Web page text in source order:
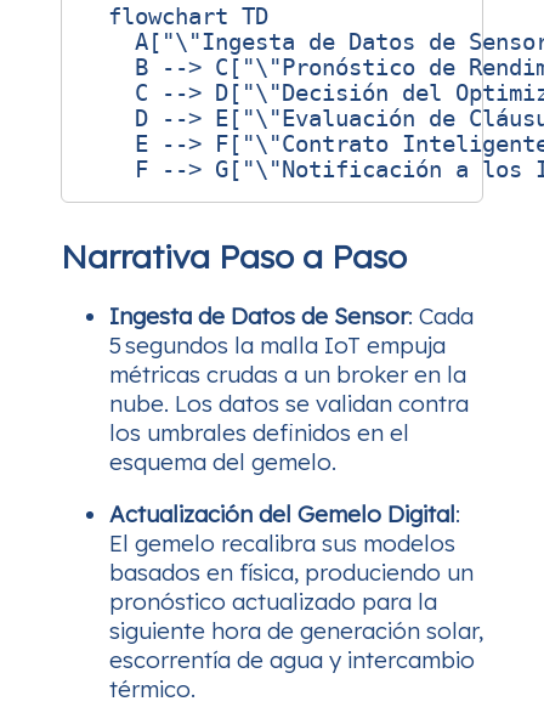
  flowchart TD
A["\"Ingesta de Datos de
B --> C["\"Pronóstico de
C --> D["\"Decisión del
D --> E["\"Evaluación de
E --> F["\"Contrato
Narrativa Paso a Paso
Ingesta de Datos de Sensor: Cada
5 segundos la malla IoT empuja
métricas crudas a un broker en la
nube. Los datos se validan contra
los umbrales definidos en el
esquema del gemelo.
Actualización del Gemelo Digital:
El gemelo recalibra sus modelos
basados en física, produciendo un
pronóstico actualizado para la
siguiente hora de generación solar,
escorrentía de agua y intercambio
térmico.